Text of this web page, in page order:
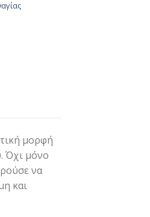
μορφή
Όχι μόνο
να
και